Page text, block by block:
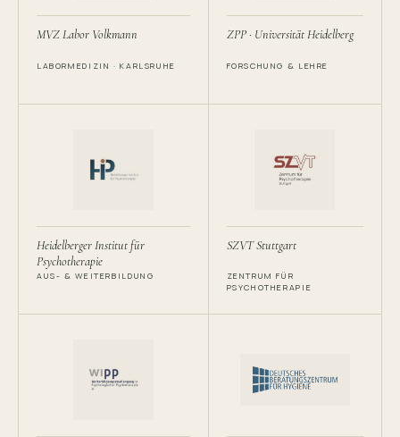
MVZ Labor Volkmann
LABORMEDIZIN · KARLSRUHE
ZPP · Universität Heidelberg
FORSCHUNG & LEHRE
Heidelberger Institut für
Psychotherapie
AUS- & WEITERBILDUNG
SZVT Stuttgart
ZENTRUM FÜR
PSYCHOTHERAPIE